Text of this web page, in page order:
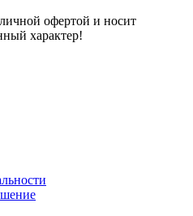
офертой и носит
характер!